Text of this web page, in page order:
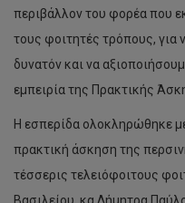
περιβάλλον του φορέα που
τους φοιτητές τρόπους,
δυνατόν και να
εμπειρία της Πρακτικής
Η εσπερίδα ολοκληρώθηκε
πρακτική άσκηση της
τέσσερις τελειόφοιτους